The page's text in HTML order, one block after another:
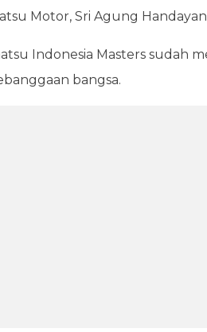
Motor, Sri Agung
Indonesia Masters sudah
bangsa.